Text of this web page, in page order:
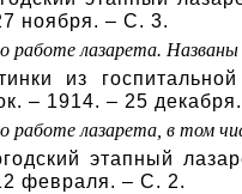
ноября. – С. 3.
работе лазарета.
из
– 1914. – 25
работе лазарета, в том
этапный
февраля. – С. 2.